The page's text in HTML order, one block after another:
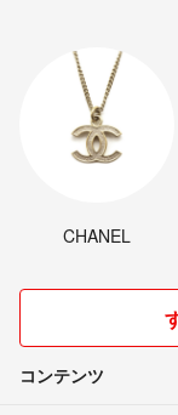
CHANEL
コンテンツ